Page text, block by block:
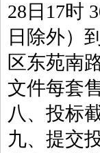
28日17时
日除外）
区东苑南
文件每套
八、投标
九、提交